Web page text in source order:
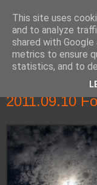
Havørredfiskeri,
lørdag den 10. september
2011.09.10
This site uses
and to analyze
shared with
metrics to ensure
statistics, and to